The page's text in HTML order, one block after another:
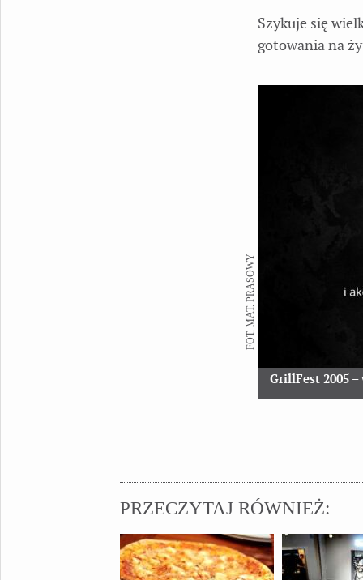
Szykuje się
gotowania na
GrillFest 2005 –
FOT. MAT. PRASOWY
PRZECZYTAJ RÓWNIEŻ: